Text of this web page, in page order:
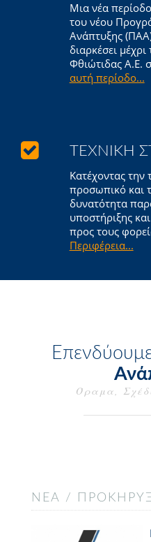
Μια νέα
του νέου
Ανάπτυξης
διαρκέσει
Φθιώτιδας Α.Ε.
αυτή περίοδο...
ΤΕΧΝΙΚΉ
Κατέχοντας την
προσωπικό και
δυνατότητα
υποστήριξης
προς τους
Περιφέρεια...
Όραμα,
ΝΈΑ /